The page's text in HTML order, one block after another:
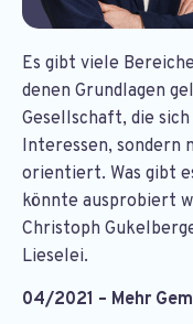
Es gibt viele
denen Grundlagen
Gesellschaft, die
Interessen, sondern
orientiert. Was gibt
könnte ausprobiert
Christoph
Lieselei.
04/2021 – Mehr